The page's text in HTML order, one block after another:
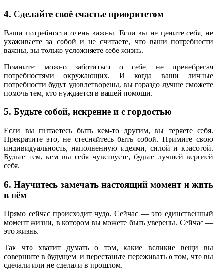
4. Сделайте своё счастье приоритетом
Ваши потребности очень важны. Если вы не цените себя, не
ухаживаете за собой и не считаете, что ваши потребности
важны, вы только усложняете себе жизнь.
Помните: можно заботиться о себе, не пренебрегая
потребностями окружающих. И когда ваши личные
потребности будут удовлетворены, вы гораздо лучше сможете
помочь тем, кто нуждается в вашей помощи.
5. Будьте собой, искренне и с гордостью
Если вы пытаетесь быть кем-то другим, вы теряете себя.
Прекратите это, не стесняйтесь быть собой. Примите свою
индивидуальность, наполненную идеями, силой и красотой.
Будьте тем, кем вы себя чувствуете, будьте лучшей версией
себя.
6. Научитесь замечать настоящий момент и жить
в нём
Прямо сейчас происходит чудо. Сейчас — это единственный
момент жизни, в котором вы можете быть уверены. Сейчас —
это жизнь.
Так что хватит думать о том, какие великие вещи вы
совершите в будущем, и перестаньте переживать о том, что вы
сделали или не сделали в прошлом.